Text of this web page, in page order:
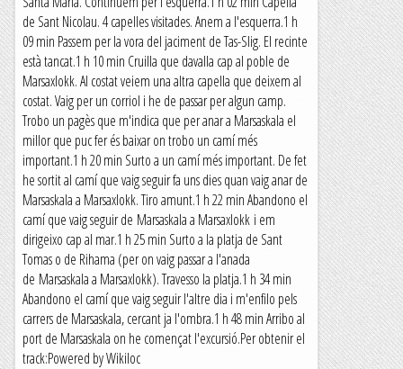
de Sant Nicolau. 4 capelles visitades. Anem a l'esquerra.1 h
09 min Passem per la vora del jaciment de Tas-Slig. El recinte
està tancat.1 h 10 min Cruilla que davalla cap al poble de
Marsaxlokk. Al costat veiem una altra capella que deixem al
costat. Vaig per un corriol i he de passar per algun camp.
Trobo un pagès que m'indica que per anar a Marsaskala el
millor que puc fer és baixar on trobo un camí més
important.1 h 20 min Surto a un camí més important. De fet
he sortit al camí que vaig seguir fa uns dies quan vaig anar de
Marsaskala a Marsaxlokk. Tiro amunt.1 h 22 min Abandono el
camí que vaig seguir de Marsaskala a Marsaxlokk i em
dirigeixo cap al mar.1 h 25 min Surto a la platja de Sant
Tomas o de Rihama (per on vaig passar a l'anada
de Marsaskala a Marsaxlokk). Travesso la platja.1 h 34 min
Abandono el camí que vaig seguir l'altre dia i m'enfilo pels
carrers de Marsaskala, cercant ja l'ombra.1 h 48 min Arribo al
port de Marsaskala on he començat l'excursió.Per obtenir el
track:Powered by Wikiloc